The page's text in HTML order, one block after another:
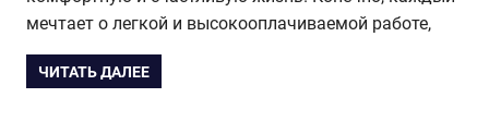
мечтает о легкой и высокооплачиваемой работе,
ЧИТАТЬ ДАЛЕЕ